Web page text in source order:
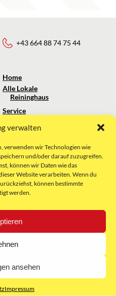
verwalten
verwenden wir Technologien wie
und/oder darauf zuzugreifen.
können wir Daten wie das
Website verarbeiten. Wenn du
können bestimmte
werden.
ansehen
Impressum
+43 664 88 74 75 44
Home
Alle Lokale
Reininghaus
Service
Über uns
Impressum
AGB
Datenschutz